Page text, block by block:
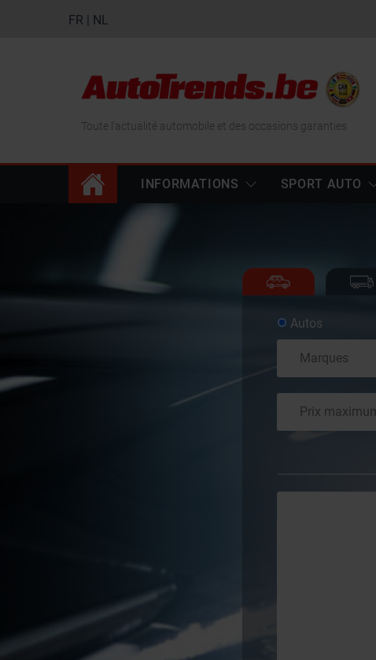
FR | NL
Toute l'actualité automobile et des occasions garanties
INFORMATIONS SPORT AUTO
Autos